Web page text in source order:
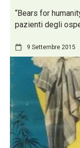
“Bears for
pazienti degli
9 Settembre 2015